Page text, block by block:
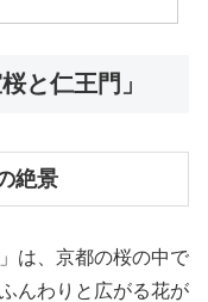
と仁王門」
絶景
」は、京都の桜の中で
んわりと広がる花が